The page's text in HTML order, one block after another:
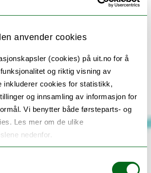
anvender cookies
(cookies) på uit.no for å
og riktig visning av
inkluderer cookies for statistikk,
og innsamling av informasjon for
Vi benytter både førsteparts- og
Les mer om de ulike
nedenfor.